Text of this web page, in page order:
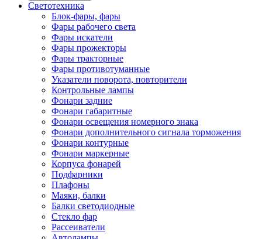
Светотехника
Блок-фары, фары
Фары рабочего света
Фары искатели
Фары прожекторы
Фары тракторные
Фары противотуманные
Указатели поворота, повторители
Контрольные лампы
Фонари задние
Фонари габаритные
Фонари освещения номерного знака
Фонари дополнительного сигнала торможения
Фонари контурные
Фонари маркерные
Корпуса фонарей
Подфарники
Плафоны
Маяки, балки
Балки светодиодные
Стекло фар
Рассеиватели